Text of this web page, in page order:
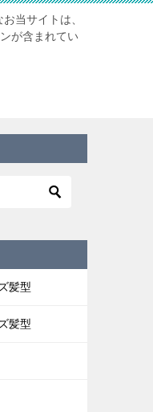
当サイトは、
が含まれてい
髪型
髪型